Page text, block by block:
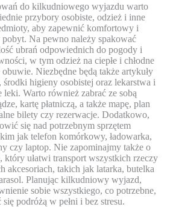
do kilkudniowego wyjazdu warto
przybory osobiste, odzież i inne
aby zapewnić komfortowy i
Na pewno należy spakować
ubrań odpowiednich do pogody i
w tym odzież na ciepłe i chłodne
Niezbędne będą także artykuły
higieny osobistej oraz lekarstwa i
leki. Warto również zabrać ze sobą
kartę płatniczą, a także mapę, plan
bilety czy rezerwacje. Dodatkowo,
się nad potrzebnym sprzętem
jak telefon komórkowy, ładowarka,
czy laptop. Nie zapominajmy także o
który ułatwi transport wszystkich rzeczy
akcesoriach, takich jak latarka, butelka
Planując kilkudniowy wyjazd,
sobie wszystkiego, co potrzebne,
się podróżą w pełni i bez stresu.